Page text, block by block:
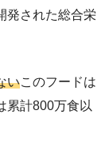
発された総合栄
いこのフードは
累計800万食以